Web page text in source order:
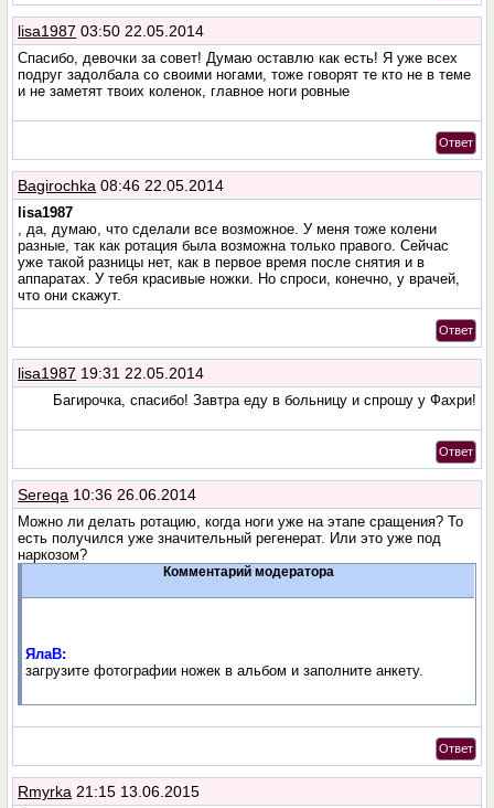
lisa1987 03:50 22.05.2014
Спасибо, девочки за совет! Думаю оставлю как есть! Я уже всех
подруг задолбала со своими ногами, тоже говорят те кто не в теме
и не заметят твоих коленок, главное ноги ровные
Ответ
Bagirochka 08:46 22.05.2014
lisa1987
, да, думаю, что сделали все возможное. У меня тоже колени
разные, так как ротация была возможна только правого. Сейчас
уже такой разницы нет, как в первое время после снятия и в
аппаратах. У тебя красивые ножки. Но спроси, конечно, у врачей,
что они скажут.
Ответ
lisa1987 19:31 22.05.2014
Багирочка, спасибо! Завтра еду в больницу и спрошу у Фахри!
Ответ
Sereqa 10:36 26.06.2014
Можно ли делать ротацию, когда ноги уже на этапе сращения? То
есть получился уже значительный регенерат. Или это уже под
наркозом?
Комментарий модератора
ЯлаВ:
загрузите фотографии ножек в альбом и заполните анкету.
Ответ
Rmyrka 21:15 13.06.2015